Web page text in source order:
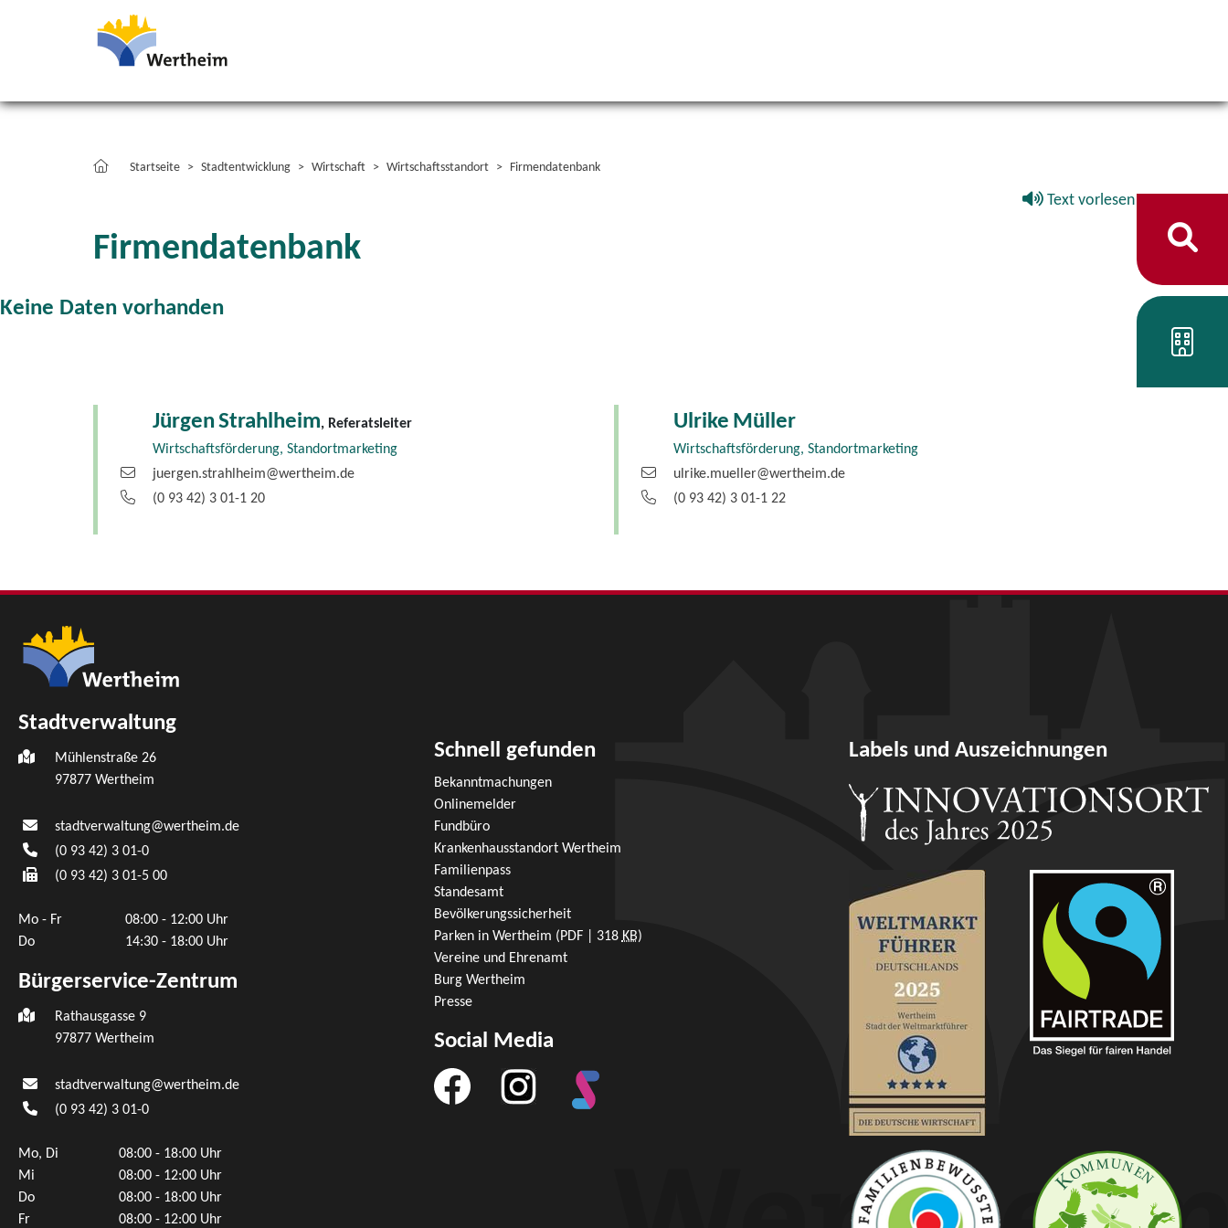
Startseite Stadtentwicklung Wirtschaft Wirtschaftsstandort Firmendatenbank
Text vorlesen
Firmendatenbank
Keine Daten vorhanden
JürgenStrahlheim, Referatsleiter
Wirtschaftsförderung, Standortmarketing
juergen.strahlheim@wertheim.de
(0 93 42) 3 01-1 20
Ulrike Müller
Wirtschaftsförderung, Standortmarketing
ulrike.mueller@wertheim.de
(0 93 42) 3 01-1 22
Stadtverwaltung
Mühlenstraße 26
97877 Wertheim
stadtverwaltung@wertheim.de
(0 93 42) 3 01-0
(0 93 42) 3 01-5 00
Mo - Fr
08:00 - 12:00 Uhr
Do
14:30 - 18:00 Uhr
Bürgerservice-Zentrum
Rathausgasse 9
97877 Wertheim
stadtverwaltung@wertheim.de
(0 93 42) 3 01-0
Mo, Di
08:00 - 18:00 Uhr
Mi
08:00 - 12:00 Uhr
Do
08:00 - 18:00 Uhr
Fr
08:00 - 12:00 Uhr
Schnell gefunden
Bekanntmachungen
Onlinemelder
Fundbüro
Krankenhausstandort Wertheim
Familienpass
Standesamt
Bevölkerungssicherheit
Parken in Wertheim (PDF | 318 KB)
Vereine und Ehrenamt
Burg Wertheim
Presse
Social Media
Labels und Auszeichnungen